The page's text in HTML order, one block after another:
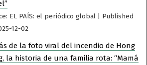
EL PAÍS: el periódico global
Published
12-02
de la foto viral del incendio de Hong
la historia de una familia rota: “Mamá